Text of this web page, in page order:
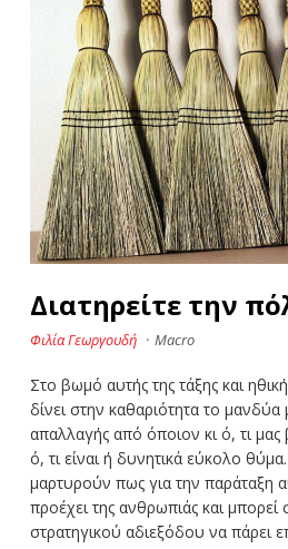
Διατηρείτε την
Φιλία Γεωργουδή · Macro
Στο βωμό αυτής της τάξης και
δίνει στην καθαριότητα το μανδύα
απαλλαγής από όποιον κι ό, τι
ό, τι είναι ή δυνητικά εύκολο
μαρτυρούν πως για την παράταξη
προέχει της ανθρωπιάς και μπορεί
στρατηγικού αδιεξόδου να πάρει